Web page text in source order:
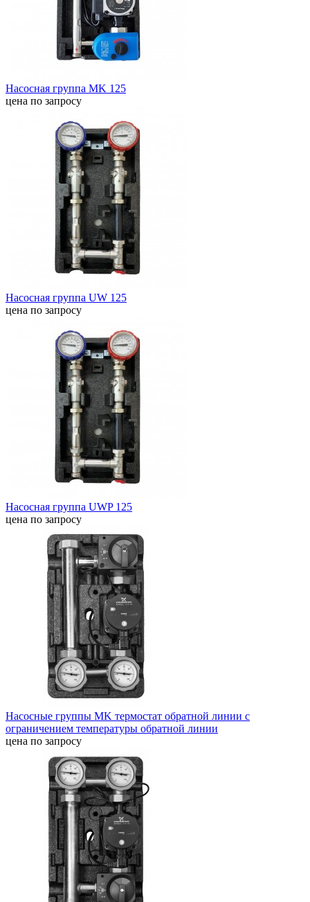
Насосная группа MK 125
цена по запросу
Насосная группа UW 125
цена по запросу
Насосная группа UWP 125
цена по запросу
Насосные группы MK термостат обратной линии с
ограничением температуры обратной линии
цена по запросу